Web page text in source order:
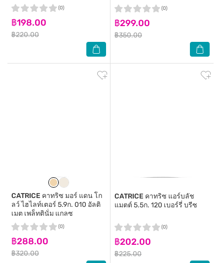
฿198.00
฿220.00
(0)
฿299.00
฿350.00
(0)
CATRICE คาทริซ มอร์ แดน โก
ลว์ ไฮไลท์เตอร์ 5.9ก. 010 อัลติ
เมต เพล็ทตินั่ม แกลซ
฿288.00
฿320.00
(0)
CATRICE คาทริซ แอร์บลัช
แมตต์ 5.5ก. 120 เบอร์รี่ บรีซ
฿202.00
฿225.00
(0)